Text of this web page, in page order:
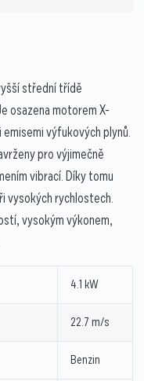
střední třídě
osazena motorem X-
výfukových plynů.
pro výjimečně
vibrací. Díky tomu
vysokých rychlostech.
vysokým výkonem,
4.1 kW
22.7 m/s
Benzin